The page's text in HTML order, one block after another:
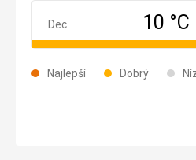
Najlepší Dobrý
December
Dec 10 °C